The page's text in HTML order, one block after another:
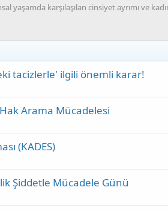
yaşamda karşılaşılan cinsiyet ayrımı ve
tacizlerle' ilgili önemli karar!
Arama Mücadelesi
(KADES)
Şiddetle Mücadele Günü